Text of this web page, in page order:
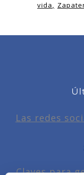
vida
Las redes
Claves para